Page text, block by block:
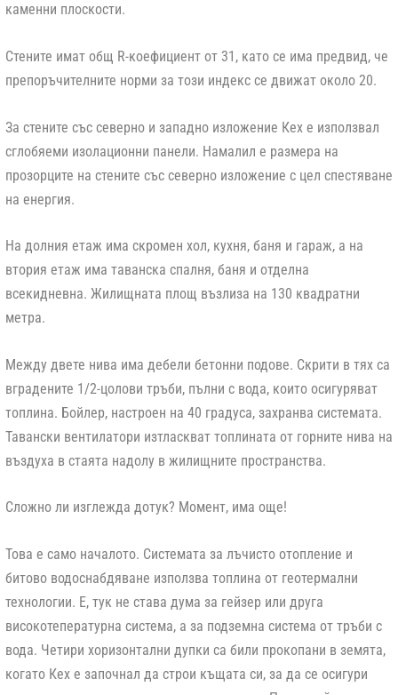
каменни плоскости.
Стените имат общ R-коефициент от 31, като се има предвид, че
препоръчителните норми за този индекс се движат около 20.
За стените със северно и западно изложение Кех е използвал
сглобяеми изолационни панели. Намалил е размера на
прозорците на стените със северно изложение с цел спестяване
на енергия.
На долния етаж има скромен хол, кухня, баня и гараж, а на
втория етаж има таванска спалня, баня и отделна
всекидневна. Жилищната площ възлиза на 130 квадратни
метра.
Между двете нива има дебели бетонни подове. Скрити в тях са
вградените 1/2-цолови тръби, пълни с вода, които осигуряват
топлина. Бойлер, настроен на 40 градуса, захранва системата.
Тавански вентилатори изтласкват топлината от горните нива на
въздуха в стаята надолу в жилищните пространства.
Сложно ли изглежда дотук? Момент, има още!
Това е само началото. Системата за лъчисто отопление и
битово водоснабдяване използва топлина от геотермални
технологии. Е, тук не става дума за гейзер или друга
високотепературна система, а за подземна система от тръби с
вода. Четири хоризонтални дупки са били прокопани в земята,
когато Кех е започнал да строи къщата си, за да се осигури